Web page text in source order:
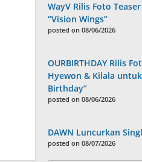
WayV Rilis Foto
“Vision Wings”
posted on 08/06/2026
OURBIRTHDAY Rilis
Hyewon & Kilala
Birthday”
posted on 08/06/2026
DAWN Luncurkan
posted on 08/07/2026